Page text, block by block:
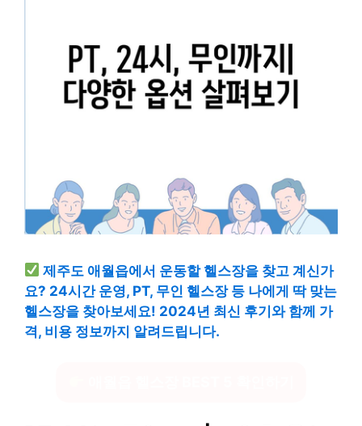
제주도 애월읍에서 운동할 헬스장을 찾고 계신가
요? 24시간 운영, PT, 무인 헬스장 등 나에게 딱 맞는
헬스장을 찾아보세요! 2024년 최신 후기와 함께 가
격, 비용 정보까지 알려드립니다.